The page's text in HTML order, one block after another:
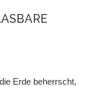
Erde beherrscht,